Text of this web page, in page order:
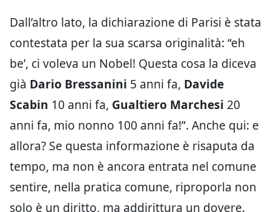
Dall’altro lato, la dichiarazione di Parisi è stata
contestata per la sua scarsa originalità: “eh
be’, ci voleva un Nobel! Questa cosa la diceva
già Dario Bressanini 5 anni fa, Davide
Scabin 10 anni fa, Gualtiero Marchesi 20
anni fa, mio nonno 100 anni fa!”. Anche qui: e
allora? Se questa informazione è risaputa da
tempo, ma non è ancora entrata nel comune
sentire, nella pratica comune, riproporla non
solo è un diritto, ma addirittura un dovere.